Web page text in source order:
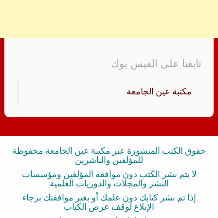
تابعنا على الفيس بوك
‏مكتبة عين الجامعة‏
حقوق الكتب المنشورة عبر مكتبة عين الجامعة محفوظة
للمؤلفين والناشرين
لا يتم نشر الكتب دون موافقة المؤلفين ومؤسسات
النشر والمجلات والدوريات العلمية
إذا تم نشر كتابك دون علمك أو بغير موافقتك برجاء
الإبلاغ لوقف عرض الكتاب